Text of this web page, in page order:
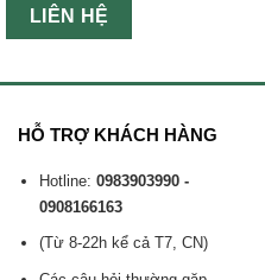
LIÊN HỆ
HỖ TRỢ KHÁCH HÀNG
Hotline: 0983903990 -
0908166163
(Từ 8-22h kể cả T7, CN)